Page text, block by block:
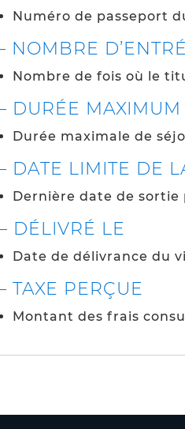
Numéro de passeport
NOMBRE
Nombre de fois où le
DURÉE MAXIMUM
Durée maximale de
DATE LIMITE DE
Dernière date de sortie
DÉLIVRÉ LE
Date de délivrance du
TAXE PERÇUE
Montant des frais